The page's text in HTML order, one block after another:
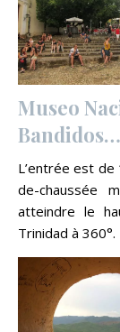
Museo
Bandidos…
L’entrée est
de-chaussée
atteindre le
Trinidad à 360°.